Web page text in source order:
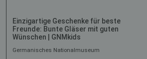
Einzigartige Geschenke für beste
Freunde: Bunte Gläser mit guten
Wünschen | GNMkids
Germanisches Nationalmuseum